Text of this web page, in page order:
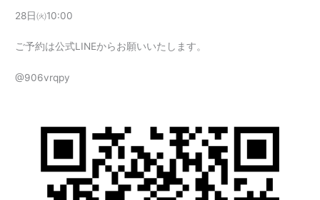
28日㈫10:00
ご予約は公式LINEからお願いいたします。
@906vrqpy